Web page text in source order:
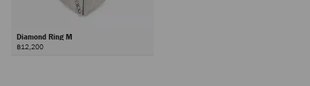
Diamond Ring M
฿12,200